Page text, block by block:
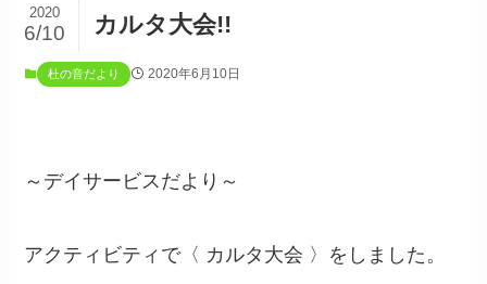
カルタ大会!!
2020
6/10
杜の音だより 2020年6月10日
～デイサービスだより～
アクティビティで〈 カルタ大会 〉をしました。